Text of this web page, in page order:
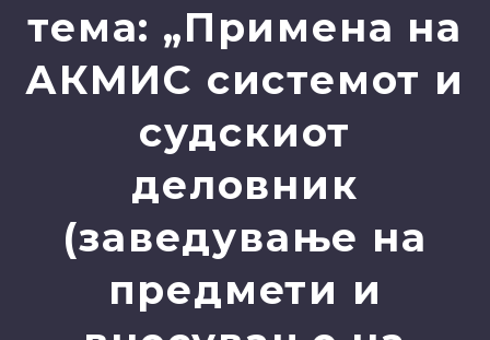
тема: „Примена на
АКМИС системот и
судскиот
деловник
(заведување на
предмети и